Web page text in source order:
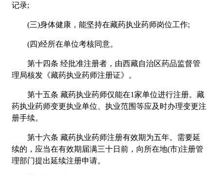
记录;
(三)身体健康，能坚持在藏药执业药师岗位工作;
(四)经所在单位考核同意。
第十四条 经批准注册者，由西藏自治区药品监督管
理局核发《藏药执业药师注册证》。
第十五条 藏药执业药师仅能在1家单位进行注册。藏
药执业药师变更执业单位、执业范围等应及时办理变更注
册手续。
第十六条 藏药执业药师注册有效期为五年。需要延
续的，应当在有效期届满三十日前，向所在地(市)注册管
理部门提出延续注册申请。